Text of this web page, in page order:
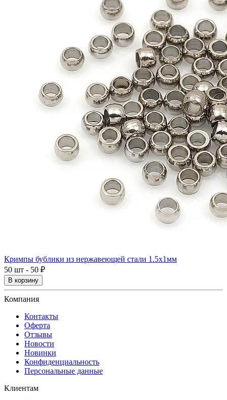
Кримпы бублики из нержавеющей стали 1.5x1мм
50 шт - 50 ₽
В корзину
Компания
Контакты
Оферта
Отзывы
Новости
Новинки
Конфиденциальность
Персональные данные
Клиентам